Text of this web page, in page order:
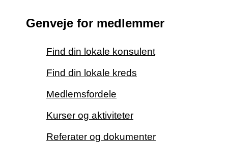
Genveje for medlemmer
Find din lokale konsulent
Find din lokale kreds
Medlemsfordele
Kurser og aktiviteter
Referater og dokumenter